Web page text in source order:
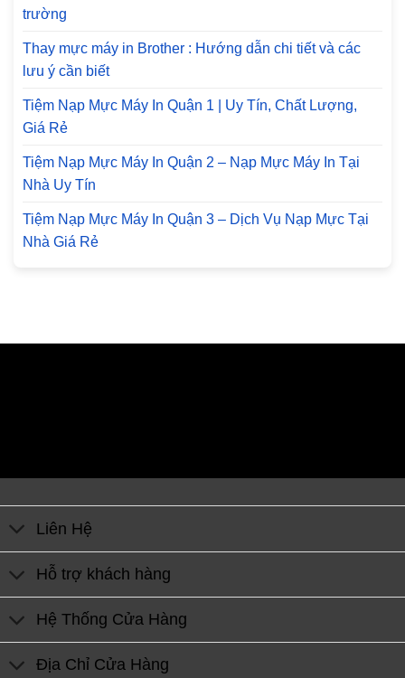
trường
Thay mực máy in Brother : Hướng dẫn chi tiết và các
lưu ý cần biết
Tiệm Nạp Mực Máy In Quận 1 | Uy Tín, Chất Lượng,
Giá Rẻ
Tiệm Nạp Mực Máy In Quận 2 – Nạp Mực Máy In Tại
Nhà Uy Tín
Tiệm Nạp Mực Máy In Quận 3 – Dịch Vụ Nạp Mực Tại
Nhà Giá Rẻ
Liên Hệ
Hỗ trợ khách hàng
Hệ Thống Cửa Hàng
Địa Chỉ Cửa Hàng